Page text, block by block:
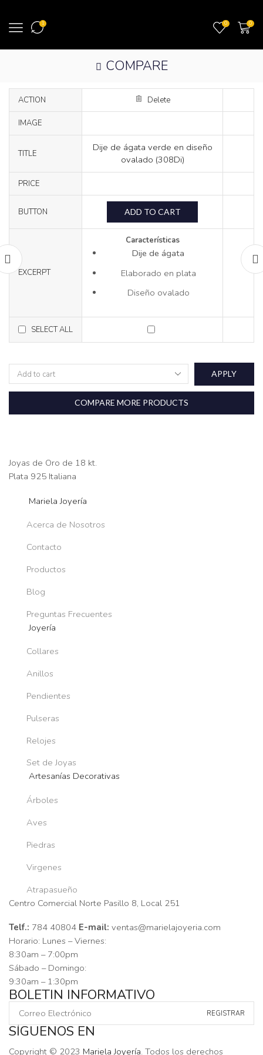
1 0 0
COMPARE
ACTION Delete
IMAGE
TITLE
Dije de ágata verde en diseño
ovalado (308Di)
PRICE
BUTTON ADD TO CART
EXCERPT
Características
Dije de ágata
Elaborado en plata
Diseño ovalado
SELECT ALL
APPLY
COMPARE MORE PRODUCTS
Joyas de Oro de 18 kt.
Plata 925 Italiana
Mariela Joyería
Acerca de Nosotros
Contacto
Productos
Blog
Preguntas Frecuentes
Joyería
Collares
Anillos
Pendientes
Pulseras
Relojes
Set de Joyas
Artesanías Decorativas
Árboles
Aves
Piedras
Virgenes
Atrapasueño
Centro Comercial Norte Pasillo 8, Local 251
Telf.: 784 40804 E-mail: ventas@marielajoyeria.com
Horario: Lunes – Viernes:
8:30am – 7:00pm
Sábado – Domingo:
9:30am – 1:30pm
BOLETIN INFORMATIVO
SÍGUENOS EN
FacebookInstagram
Tik-
YoutubeTelegram
Copyright © 2023 Mariela Joyería. Todos los derechos